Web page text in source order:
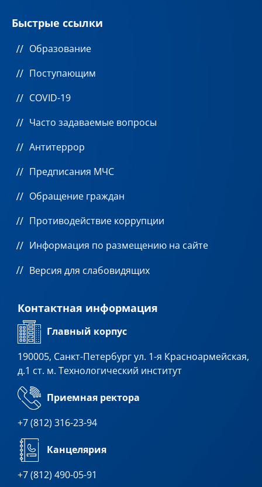
Быстрые ссылки
Образование
Поступающим
COVID-19
Часто задаваемые вопросы
Антитеррор
Предписания МЧС
Обращение граждан
Противодействие коррупции
Информация по размещению на сайте
Версия для слабовидящих
Контактная информация
Главный корпус
190005, Санкт-Петербург ул. 1-я Красноармейская,
д.1 ст. м. Технологический институт
Приемная ректора
+7 (812) 316-23-94
Канцелярия
+7 (812) 490-05-91